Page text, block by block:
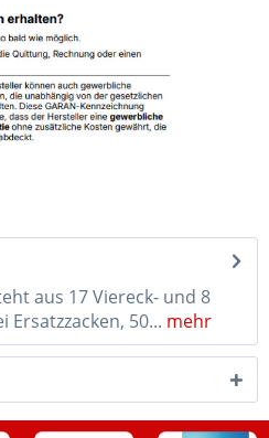
aus 17 Viereck- und 8
Ersatzzacken, 50... mehr